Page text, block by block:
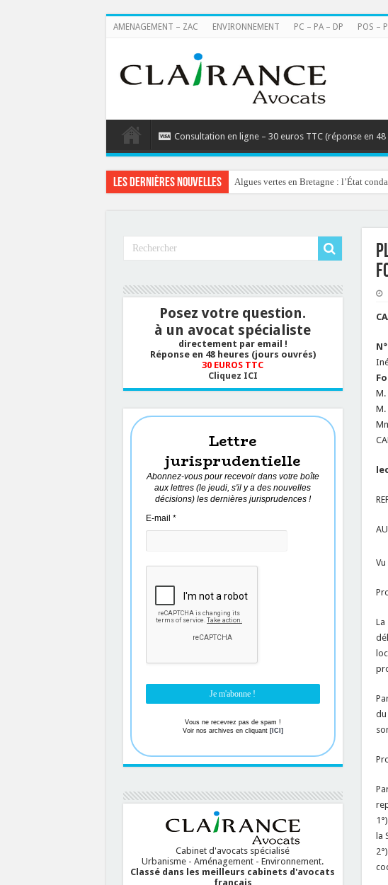
AMENAGEMENT – ZAC ENVIRONNEMENT PC – PA – DP POS –
Consultation en ligne – 30 euros TTC (réponse en 48
Les dernières nouvelles Algues vertes en Bretagne : l’État
M.
M.
La
du
la
Posez votre question.
à un avocat spécialiste
directement par email !
Réponse en 48 heures (jours ouvrés)
30 EUROS TTC
Cliquez ICI
Lettre
jurisprudentielle
Abonnez-vous pour recevoir dans votre boîte
aux lettres (le jeudi, s'il y a des nouvelles
décisions) les dernières jurisprudences !
E-mail *
Vous ne recevrez pas de spam !
Voir nos archives en cliquant [ICI]
Cabinet d'avocats spécialisé
Urbanisme - Aménagement - Environnement.
Classé dans les meilleurs cabinets d'avocats
français